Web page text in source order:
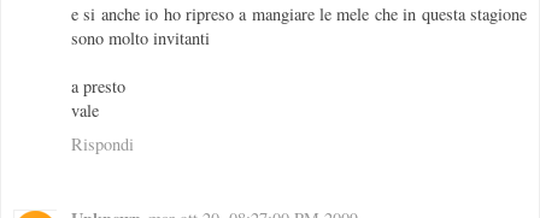
e si anche io ho ripreso a mangiare le mele che in questa stagione
sono molto invitanti
a presto
vale
Rispondi